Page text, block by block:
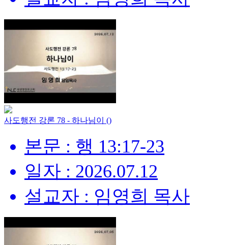
사도행전 강론 78 - 하나님이 ()
본문 : 행 13:17-23
일자 : 2026.07.12
설교자 : 임영희 목사